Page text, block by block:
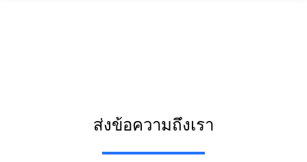
ส่งข้อความถึงเรา